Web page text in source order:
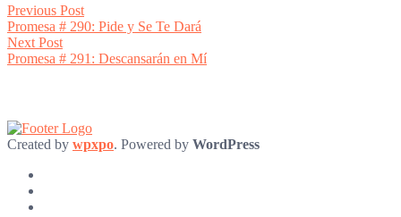
Post
navigation
Previous PostPrevious
post:
Promesa # 290: Pide y Se Te Dará
Next PostNext
post:
Promesa # 291: Descansarán en Mí
Created by wpxpo. Powered by WordPress